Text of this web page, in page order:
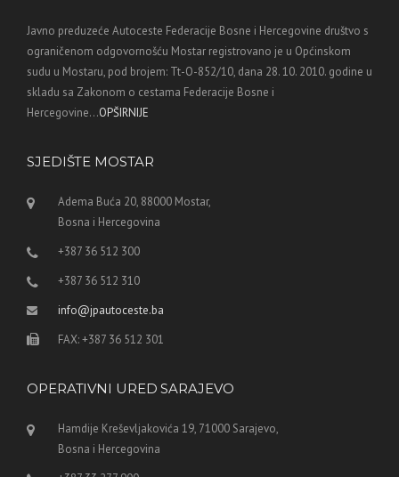
Javno preduzeće Autoceste Federacije Bosne i Hercegovine društvo s
ograničenom odgovornošću Mostar registrovano je u Općinskom
sudu u Mostaru, pod brojem: Tt-O-852/10, dana 28. 10. 2010. godine u
skladu sa Zakonom o cestama Federacije Bosne i
Hercegovine...OPŠIRNIJE
SJEDIŠTE MOSTAR
Adema Buća 20, 88000 Mostar,
Bosna i Hercegovina
+387 36 512 300
+387 36 512 310
info@jpautoceste.ba
FAX: +387 36 512 301
OPERATIVNI URED SARAJEVO
Hamdije Kreševljakovića 19, 71000 Sarajevo,
Bosna i Hercegovina